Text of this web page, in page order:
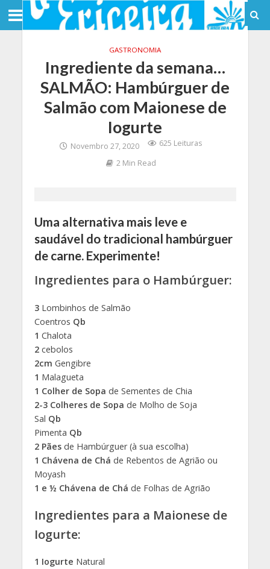
GASTRONOMIA
Ingrediente da semana…
SALMÃO: Hambúrguer de
Salmão com Maionese de
Iogurte
Novembro 27, 2020
625 Leituras
2 Min Read
Uma alternativa mais leve e
saudável do tradicional hambúrguer
de carne. Experimente!
Ingredientes para o Hambúrguer:
3Lombinhos de Salmão
Coentros Qb
1 Chalota
2cebolos
2cm Gengibre
1 Malagueta
1 Colher de Sopa de Sementes de Chia
2-3 Colheres de Sopa de Molho de Soja
Sal Qb
Pimenta Qb
2 Pãesde Hambúrguer (à sua escolha)
1 Chávena de Chá de Rebentos de Agrião ou
Moyash
1 e ½ Chávena de Chá de Folhas de Agrião
Ingredientes para a Maionese de
Iogurte:
1 Iogurte Natural